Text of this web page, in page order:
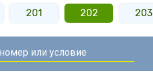
201 202 203